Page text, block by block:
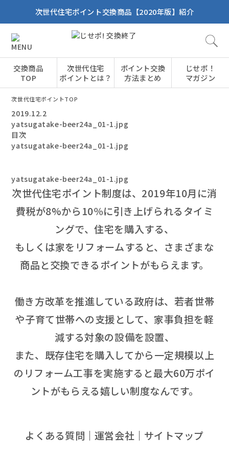
次世代住宅ポイント交換商品【2020年版】紹介
交換商品
TOP
次世代住宅
ポイントとは？
ポイント交換
方法まとめ
じせポ！
マガジン
次世代住宅ポイントTOP
2019.12.2
yatsugatake-beer24a_01-1.jpg
目次
yatsugatake-beer24a_01-1.jpg
yatsugatake-beer24a_01-1.jpg
次世代住宅ポイント制度は、2019年10月に消
費税が8%から10％に引き上げられるタイミ
ングで、住宅を購入する、
もしくは家をリフォームすると、さまざまな
商品と交換できるポイントがもらえます。
働き方改革を推進している政府は、若者世帯
や子育て世帯への支援として、家事負担を軽
減する対象の設備を設置、
また、既存住宅を購入してから一定規模以上
のリフォーム工事を実施すると最大60万ポイ
ントがもらえる嬉しい制度なんです。
よくある質問 運営会社 サイトマップ